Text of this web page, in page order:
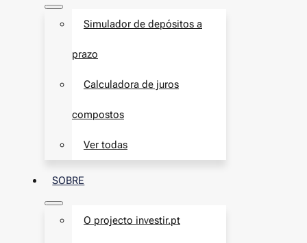
Simulador de depósitos a
prazo
Calculadora de juros
compostos
Ver todas
SOBRE
O projecto investir.pt